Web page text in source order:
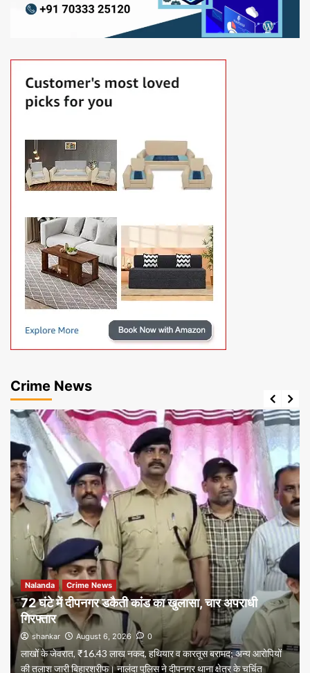
Crime News
Nalanda Crime News
72 घंटे में दीपनगर डकैती कांड का खुलासा, चार अपराधी
गिरफ्तार
shankar August 6, 2026 0
लाखों के जेवरात, ₹16.43 लाख नकद, हथियार व कारतूस बरामद; अन्य आरोपियों
की तलाश जारी बिहारशरीफ। नालंदा पुलिस ने दीपनगर थाना क्षेत्र के चर्चित